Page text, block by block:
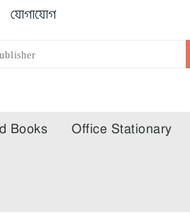
যোগাযোগ
Books Office Stationary